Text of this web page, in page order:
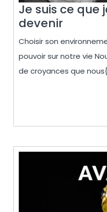
Je suis ce que
devenirJe
suis
ce
que
je
Choisir son
pouvoir sur notre vie
de croyances que